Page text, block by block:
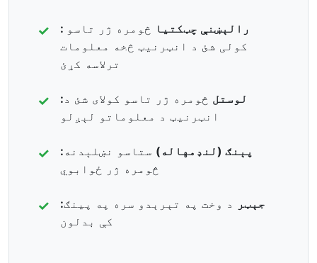
: رالېښنې چټکتيا څومره ژر تاسو
کولی شئ د انټرنیټ څخه معلومات
ترلاسه کړئ
:لوستل څومره ژر تاسو کولای شئ د
انټرنیټ د معلوماتو لېږلو
:پېنګ (لنډمهاله) ستاسو نښلېدنه
څومره ژر ځوابوي
:جېټر
د وخت په تېرېدو سره په پينګ
کې بدلون